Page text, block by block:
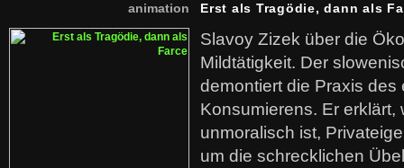
animation Erst als Tragödie, dann als
Slavoy Zizek über die
Mildtätigkeit. Der
demontiert die Praxis des
Konsumierens. Er erklärt,
unmoralisch ist,
um die schrecklichen